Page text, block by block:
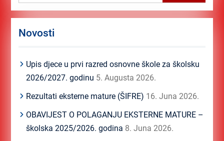
Novosti
Upis djece u prvi razred osnovne škole za školsku
2026/2027. godinu 5. Augusta 2026.
Rezultati eksterne mature (ŠIFRE) 16. Juna 2026.
OBAVIJEST O POLAGANJU EKSTERNE MATURE –
školska 2025/2026. godina 8. Juna 2026.